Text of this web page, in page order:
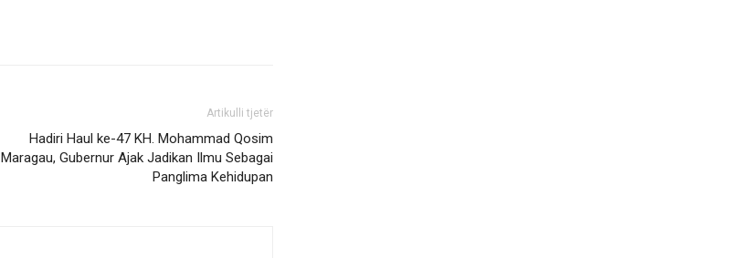
Artikulli tjetër
Hadiri Haul ke-47 KH. Mohammad Qosim
Maragau, Gubernur Ajak Jadikan Ilmu Sebagai
Panglima Kehidupan